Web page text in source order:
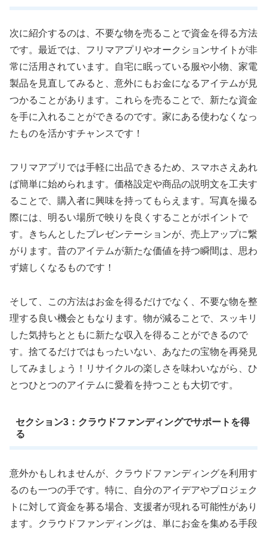
次に紹介するのは、不要な物を売ることで資金を得る方法
です。最近では、フリマアプリやオークションサイトが非
常に活用されています。自宅に眠っている服や小物、家電
製品を見直してみると、意外にもお金になるアイテムが見
つかることがあります。これらを売ることで、新たな資金
を手に入れることができるのです。家にある使わなくなっ
たものを活かすチャンスです！
フリマアプリでは手軽に出品できるため、スマホさえあれ
ば簡単に始められます。価格設定や商品の説明文を工夫す
ることで、購入者に興味を持ってもらえます。写真を撮る
際には、明るい場所で映りを良くすることがポイントで
す。きちんとしたプレゼンテーションが、売上アップに繋
がります。昔のアイテムが新たな価値を持つ瞬間は、思わ
ず嬉しくなるものです！
そして、この方法はお金を得るだけでなく、不要な物を整
理する良い機会ともなります。物が減ることで、スッキリ
した気持ちとともに新たな収入を得ることができるので
す。捨てるだけではもったいない、あなたの宝物を再発見
してみましょう！リサイクルの楽しさを味わいながら、ひ
とつひとつのアイテムに愛着を持つことも大切です。
セクション3：クラウドファンディングでサポートを得
る
意外かもしれませんが、クラウドファンディングを利用す
るのも一つの手です。特に、自分のアイデアやプロジェク
トに対して資金を募る場合、支援者が現れる可能性があり
ます。クラウドファンディングは、単にお金を集める手段